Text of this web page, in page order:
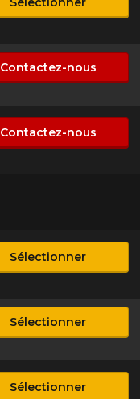
Contactez-nous
Contactez-nous
Sélectionner
Sélectionner
Sélectionner